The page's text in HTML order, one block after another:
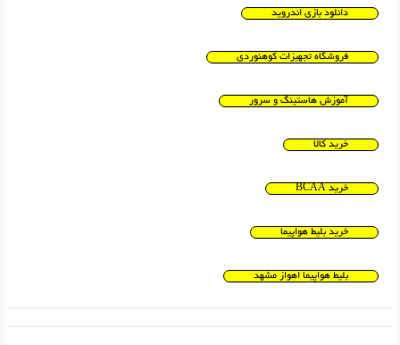
دانلود بازی اندروید
فروشگاه تجهیزات کوهنوردی
آموزش هاستینگ و سرور
خرید کالا
خرید BCAA
خرید بلیط هواپیما
بلیط هواپیما اهواز مشهد